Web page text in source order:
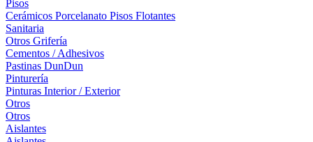
Pisos
Cerámicos Porcelanato Pisos Flotantes
Sanitaria
Otros Grifería
Cementos / Adhesivos
Pastinas DunDun
Pinturería
Pinturas Interior / Exterior
Otros
Otros
Aislantes